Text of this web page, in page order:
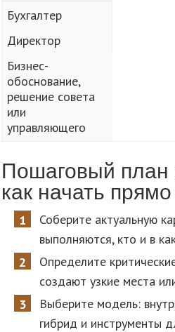
Бухгалтер
Директор
Бизнес-
обоснование,
решение совета
или
управляющего
Пошаговый
как начать
Соберите актуальную
выполняются, кто и в
Определите
создают узкие места
Выберите модель:
гибрид и инструменты